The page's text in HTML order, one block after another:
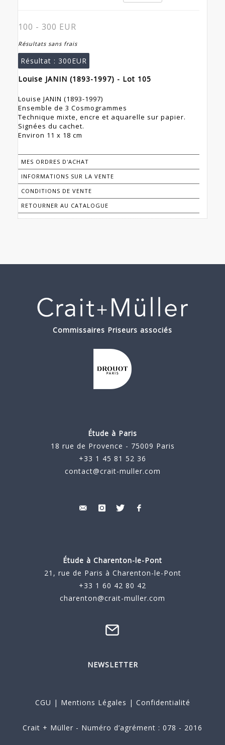
100 - 300 EUR
Résultats sans frais
Résultat : 300EUR
Louise JANIN (1893-1997) - Lot 105
Louise JANIN (1893-1997)
Ensemble de 3 Cosmogrammes
Technique mixte, encre et aquarelle sur papier.
Signées du cachet.
Environ 11 x 18 cm
MES ORDRES D'ACHAT
INFORMATIONS SUR LA VENTE
CONDITIONS DE VENTE
RETOURNER AU CATALOGUE
Commissaires Priseurs associés
Étude à Paris
18 rue de Provence - 75009 Paris
+33 1 45 81 52 36
contact@crait-muller.com
Étude à Charenton-le-Pont
21, rue de Paris à Charenton-le-Pont
+33 1 60 42 80 42
charenton@crait-muller.com
NEWSLETTER
CGU | Mentions Légales | Confidentialité
Crait + Müller - Numéro d’agrément : 078 - 2016